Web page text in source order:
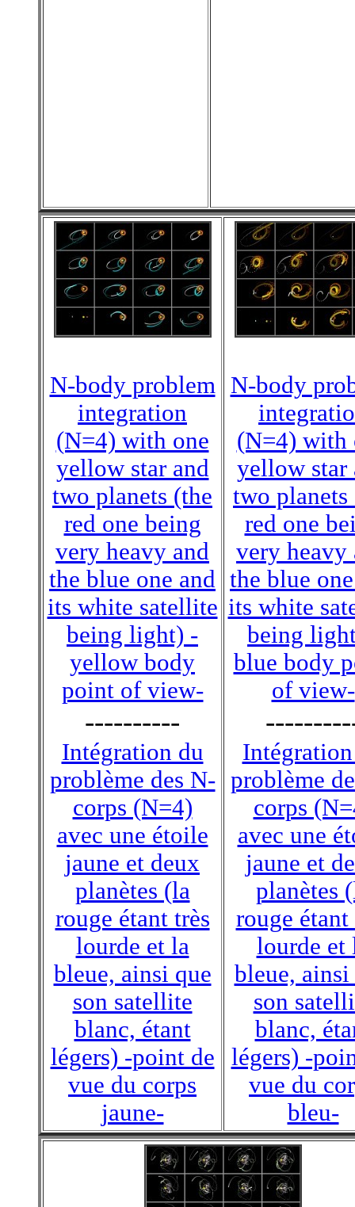
N-body problem
integration
(N=4) with one
yellow star and
two planets (the
red one being
very heavy and
the blue one and
its white satellite
being light) -
yellow body
point of view-
----------
Intégration du
problème des N-
corps (N=4)
avec une étoile
jaune et deux
planètes (la
rouge étant très
lourde et la
bleue, ainsi que
son satellite
blanc, étant
légers) -point de
vue du corps
jaune-
N-body
(N=4) with
yellow star
two planets
red one
very heavy
the blue
its white
being
blue body
of view-
problème
corps
avec une
jaune et
planètes
rouge étant
lourde et
bleue, ainsi
son
blanc,
légers) -
vue du
bleu-